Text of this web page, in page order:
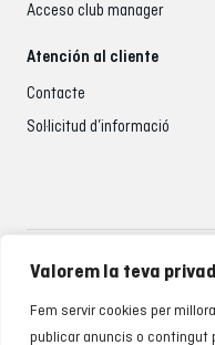
Valorem la teva
Fem servir cookies per
publicar anuncis o
Acceso club manager
Atención al cliente
Contacte
Sol·licitud d’informació
Atenció al client